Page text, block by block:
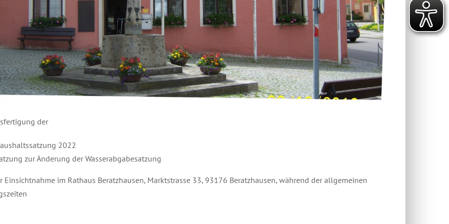
der
2022
zur Änderung der Wasserabgabesatzung
Einsichtnahme im Rathaus Beratzhausen, Marktstrasse 33, 93176 Beratzhausen, während der allgemeinen